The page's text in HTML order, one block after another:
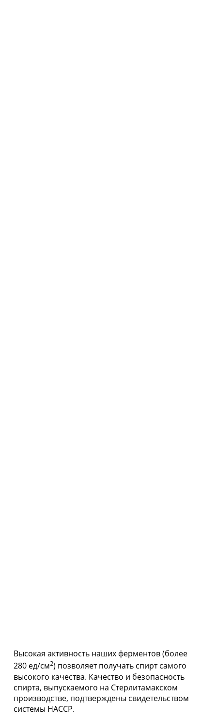
Высокая активность наших ферментов (более
280 ед/см2) позволяет получать спирт самого
высокого качества. Качество и безопасность
спирта, выпускаемого на Стерлитамакском
производстве, подтверждены свидетельством
системы НАССР.